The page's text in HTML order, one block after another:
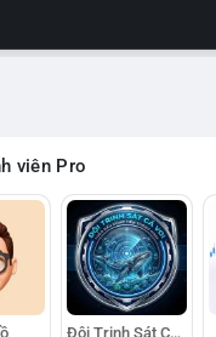
viên Pro
Đội Trinh Sát Cá Voi